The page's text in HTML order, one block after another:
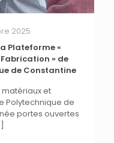
2025
Plateforme «
» de
de Constantine
matériaux et
Polytechnique de
portes ouvertes